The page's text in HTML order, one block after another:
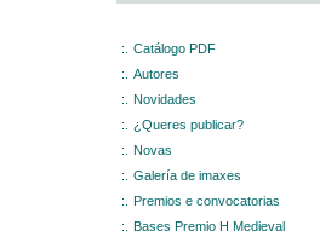
:.
Catálogo PDF
:.
Autores
:.
Novidades
:.
¿Queres publicar?
:.
Novas
:.
Galería de imaxes
:.
Premios e convocatorias
:.
Bases Premio H Medieval